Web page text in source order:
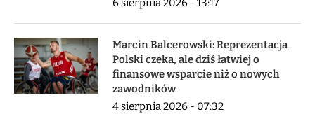
6 sierpnia 2026 - 13:17
Marcin Balcerowski: Reprezentacja
Polski czeka, ale dziś łatwiej o
finansowe wsparcie niż o nowych
zawodników
4 sierpnia 2026 - 07:32